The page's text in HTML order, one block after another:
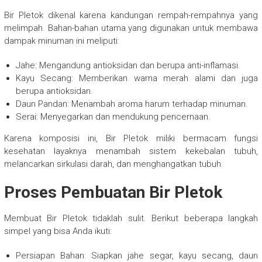
Bir Pletok dikenal karena kandungan rempah-rempahnya yang
melimpah. Bahan-bahan utama yang digunakan untuk membawa
dampak minuman ini meliputi:
Jahe: Mengandung antioksidan dan berupa anti-inflamasi.
Kayu Secang: Memberikan warna merah alami dan juga
berupa antioksidan.
Daun Pandan: Menambah aroma harum terhadap minuman.
Serai: Menyegarkan dan mendukung pencernaan.
Karena komposisi ini, Bir Pletok miliki bermacam fungsi
kesehatan layaknya menambah sistem kekebalan tubuh,
melancarkan sirkulasi darah, dan menghangatkan tubuh.
Proses Pembuatan Bir Pletok
Membuat Bir Pletok tidaklah sulit. Berikut beberapa langkah
simpel yang bisa Anda ikuti:
Persiapan Bahan: Siapkan jahe segar, kayu secang, daun